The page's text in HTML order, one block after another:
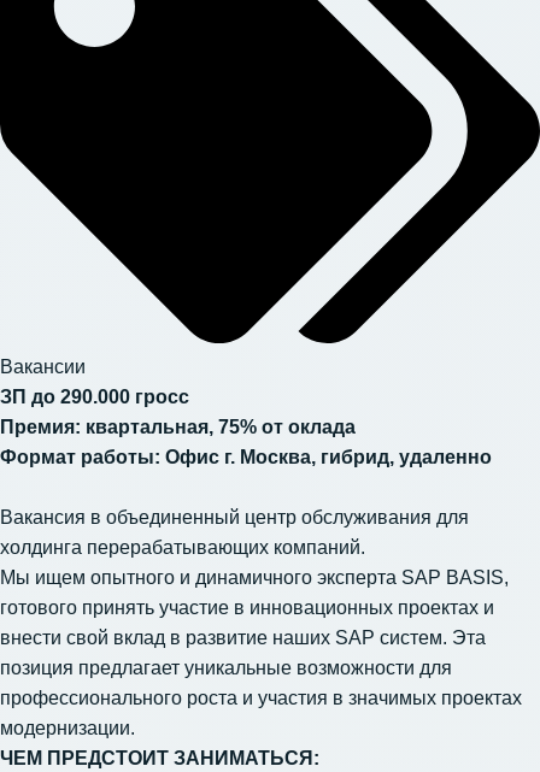
Вакансии
ЗП до 290.000 гросс
Премия: квартальная, 75% от оклада
Формат работы: Офис г. Москва, гибрид, удаленно
Вакансия в объединенный центр обслуживания для
холдинга перерабатывающих компаний.
Мы ищем опытного и динамичного эксперта SAP BASIS,
готового принять участие в инновационных проектах и
внести свой вклад в развитие наших SAP систем. Эта
позиция предлагает уникальные возможности для
профессионального роста и участия в значимых проектах
модернизации.
ЧЕМ ПРЕДСТОИТ ЗАНИМАТЬСЯ: